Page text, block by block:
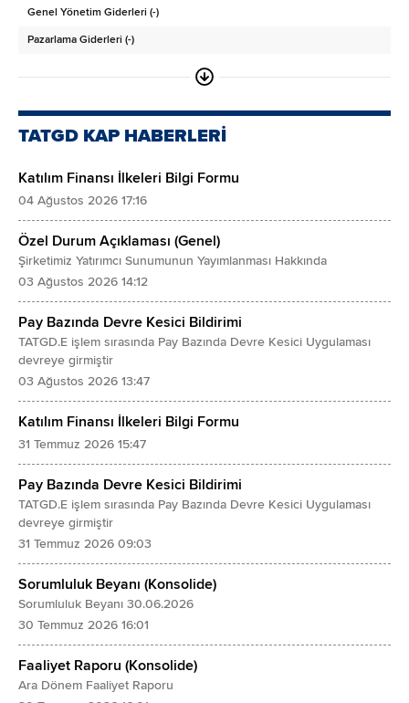
Ticari Alacaklar
- İlişkili Taraflardan Ticari Alacaklar
- İlişkili Olmayan Taraflardan Ticari Alacaklar
- Finans Sektörü Faaliyetleri İlişkili Taraflardan Alacaklar
Diğer Alacaklar
- İlişkili Taraflardan Diğer Alacaklar
- İlişkili Olmayan Taraflardan Diğer Alacaklar
Türev Araçlar
Özkaynak Yöntemiyle Değerlenen Yatırımlar
Canlı Varlıklar
Yatırım Amaçlı Gayrimenkuller
Maddi Duran Varlıklar
Maddi Olmayan Duran Varlıklar
- Şerefiye
Peşin Ödenmiş Giderler
Ertelenmiş Vergi Varlığı
Diğer Duran Varlıklar
TOPLAM VARLIKLAR
K A Y N A K L A R
KISA VADELİ YÜKÜMLÜLÜKLER
Kısa Vadeli Borçlanmalar
- Banka Kredileri
Genel Yönetim Giderleri (-)
Pazarlama Giderleri (-)
Araştırma ve Geliştirme Giderleri (-)
Yatırım Faaliyetlerinden Gelirler
Yatırım Faaliyetlerinden Giderler (-)
FİNANSMAN GİDERİ ÖNCESİ FAALİYET KARI/ZARARI
Finansman Gelirleri
SÜRDÜRÜLEN FAALİYETLER VERGİ ÖNCESİ KARI/ZARARI
Sürdürülen Faaliyetler Vergi Gideri/Geliri
- Ertelenmiş Vergi Gideri (-)/Geliri
SÜRDÜRÜLEN FAALİYETLER DÖNEM KARI/ZARARI
DURDURULAN FAALİYETLER DÖNEM KARI/ZARARI
DÖNEM KARI/ZARARI
Dönem Karı/Zararının Dağılımı
- Ana Ortaklık Payları
Pay Başına Kazanç
- Sürdürülen Faaliyetlerden Pay Başına Kazanç
- Durdurulan Faaliyetlerden Pay Başına Kazanç
Sulandırılmış Pay Başına Kazanç
TATGD KAP HABERLERİ
Katılım Finansı İlkeleri Bilgi Formu
04 Ağustos 2026 17:16
Özel Durum Açıklaması (Genel)
Şirketimiz Yatırımcı Sunumunun Yayımlanması Hakkında
03 Ağustos 2026 14:12
Pay Bazında Devre Kesici Bildirimi
TATGD.E işlem sırasında Pay Bazında Devre Kesici Uygulaması
devreye girmiştir
03 Ağustos 2026 13:47
Katılım Finansı İlkeleri Bilgi Formu
31 Temmuz 2026 15:47
Pay Bazında Devre Kesici Bildirimi
TATGD.E işlem sırasında Pay Bazında Devre Kesici Uygulaması
devreye girmiştir
31 Temmuz 2026 09:03
Sorumluluk Beyanı (Konsolide)
Sorumluluk Beyanı 30.06.2026
30 Temmuz 2026 16:01
Faaliyet Raporu (Konsolide)
Ara Dönem Faaliyet Raporu